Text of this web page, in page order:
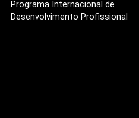
Programa Internacional de
Desenvolvimento Profissional